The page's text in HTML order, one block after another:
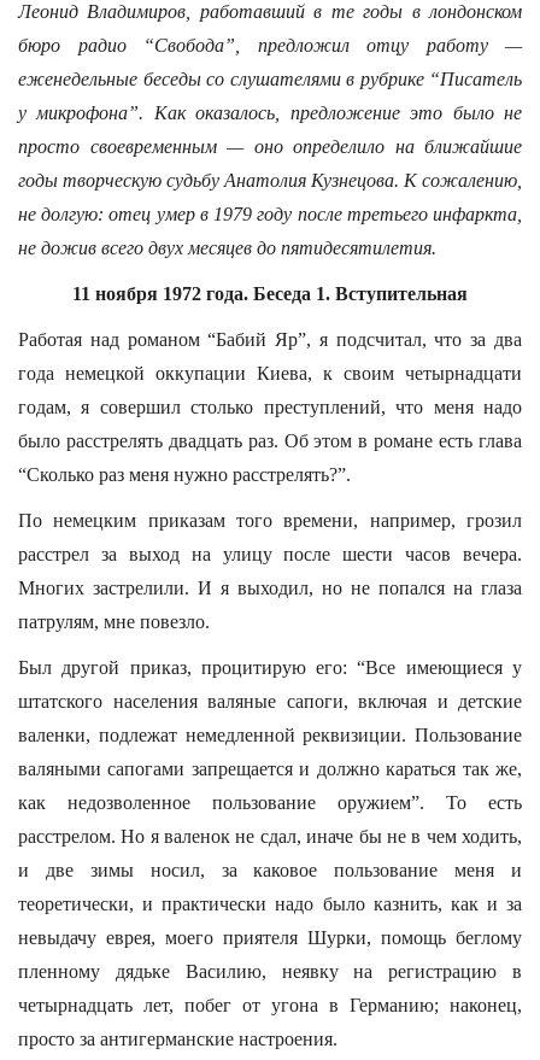
Леонид Владимиров, работавший в те годы в лондонском
бюро радио “Свобода”, предложил отцу работу —
еженедельные беседы со слушателями в рубрике “Писатель
у микрофона”. Как оказалось, предложение это было не
просто своевременным — оно определило на ближайшие
годы творческую судьбу Анатолия Кузнецова. К сожалению,
не долгую: отец умер в 1979 году после третьего инфаркта,
не дожив всего двух месяцев до пятидесятилетия.
11 ноября 1972 года. Беседа 1. Вступительная
Работая над романом “Бабий Яр”, я подсчитал, что за два
года немецкой оккупации Киева, к своим четырнадцати
годам, я совершил столько преступлений, что меня надо
было расстрелять двадцать раз. Об этом в романе есть глава
“Сколько раз меня нужно расстрелять?”.
По немецким приказам того времени, например, грозил
расстрел за выход на улицу после шести часов вечера.
Многих застрелили. И я выходил, но не попался на глаза
патрулям, мне повезло.
Был другой приказ, процитирую его: “Все имеющиеся у
штатского населения валяные сапоги, включая и детские
валенки, подлежат немедленной реквизиции. Пользование
валяными сапогами запрещается и должно караться так же,
как недозволенное пользование оружием”. То есть
расстрелом. Но я валенок не сдал, иначе бы не в чем ходить,
и две зимы носил, за каковое пользование меня и
теоретически, и практически надо было казнить, как и за
невыдачу еврея, моего приятеля Шурки, помощь беглому
пленному дядьке Василию, неявку на регистрацию в
четырнадцать лет, побег от угона в Германию; наконец,
просто зa антигерманские настроения.